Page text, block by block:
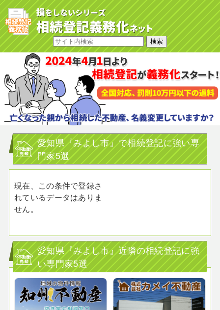
愛知県『みよし市』で相続登記に強い専
門家5選
現在、この条件で登録さ
れているデータはありま
せん。
愛知県『みよし市』近隣の相続登記に強
い専門家5選